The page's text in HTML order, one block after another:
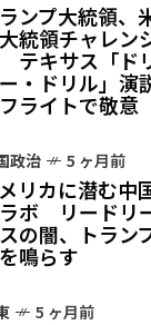
ンプ大統領、
統領チャレン
テキサス「ド
・ドリル」演
ライトで敬意
政治 5 ヶ月前
リカに潜む中
ボ リードリ
の闇、トラン
鳴らす
5 ヶ月前